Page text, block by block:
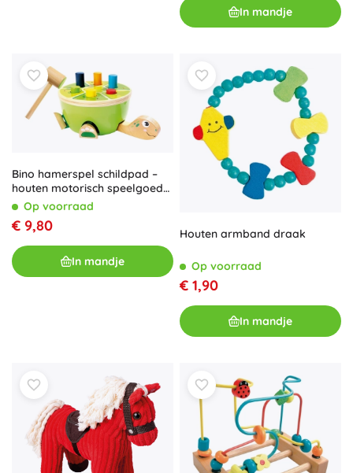
In mandje
Bino hamerspel schildpad –
houten motorisch speelgoed
voor kinderen
Op voorraad
€ 9,80
In mandje
Houten armband draak
Op voorraad
€ 1,90
In mandje